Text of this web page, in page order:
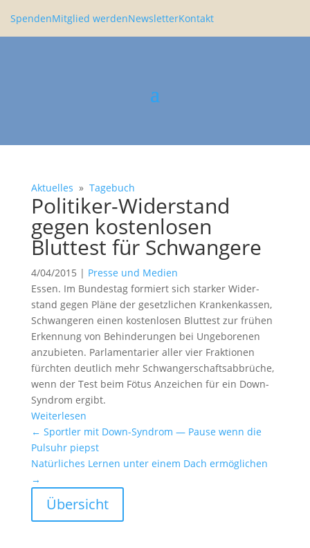
SpendenMitglied werdenNewsletterKontakt
Aktuelles » Tagebuch
Politiker-Wider­stand
gegen kosten­losen
Bluttest für Schwan­gere
4/04/2015 | Presse und Medien
Essen. Im Bundestag formiert sich starker Wider­
stand gegen Pläne der gesetz­li­chen Kranken­kassen,
Schwan­geren einen kosten­losen Bluttest zur frühen
Erken­nung von Behin­de­rungen bei Ungebo­renen
anzubieten. Parla­men­ta­rier aller vier Fraktionen
fürchten deutlich mehr Schwan­ger­schafts­ab­brüche,
wenn der Test beim Fötus Anzei­chen für ein Down-
Syndrom ergibt.
Weiter­lesen
← Sportler mit Down-Syndrom — Pause wenn die
Pulsuhr piepst
Natür­li­ches Lernen unter einem Dach ermög­li­chen
→
Übersicht